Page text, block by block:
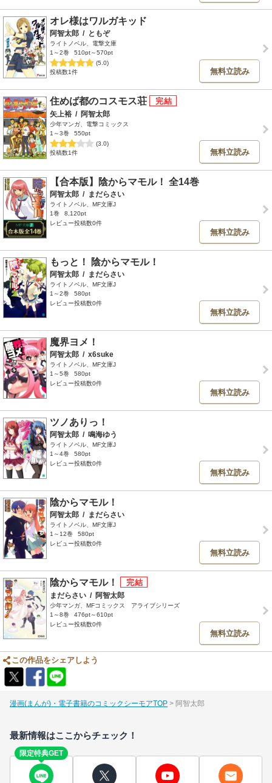
オレ様はワルガキッド
阿智太郎 / ともぞ
ライトノベル、電撃文庫
1～2巻
510pt～570pt
(5.0)
投稿数1件
無料立読み
住めば都のコスモス荘
矢上裕 / 阿智太郎
少年マンガ、電撃コミックス
1～3巻
550pt
(3.0)
投稿数1件
無料立読み
【合本版】陰からマモル！ 全14巻
阿智太郎 / まだらさい
ライトノベル、MF文庫J
1巻
8,120pt
レビュー投稿数0件
無料立読み
もっと！ 陰からマモル！
阿智太郎 / まだらさい
ライトノベル、MF文庫J
1～2巻
580pt
レビュー投稿数0件
無料立読み
魔界ヨメ！
阿智太郎 / x6suke
ライトノベル、MF文庫J
1～5巻
580pt
レビュー投稿数0件
無料立読み
ツノありっ！
阿智太郎 / 鳴海ゆう
ライトノベル、MF文庫J
1～4巻
580pt
レビュー投稿数0件
無料立読み
陰からマモル！
阿智太郎 / まだらさい
ライトノベル、MF文庫J
1～12巻
580pt
レビュー投稿数0件
無料立読み
陰からマモル！
まだらさい / 阿智太郎
少年マンガ、MFコミックス アライブシリーズ
1～8巻
476pt～610pt
レビュー投稿数0件
無料立読み
この作品をシェアしよう
漫画(まんが)・電子書籍のコミックシーモアTOP 阿智太郎
最新情報はここからチェック！
限定特典GET